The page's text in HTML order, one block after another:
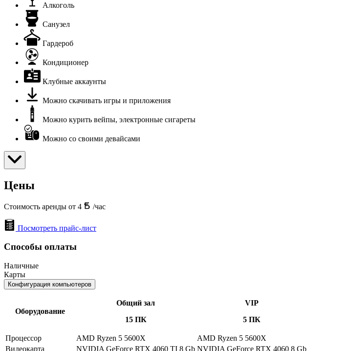
Алкоголь
Санузел
Гардероб
Кондиционер
Клубные аккаунты
Можно скачивать игры и приложения
Можно курить вейпы, электронные сигареты
Можно со своими девайсами
Цены
Стоимость аренды от 4 /час
Посмотреть прайс-лист
Способы оплаты
Наличные
Карты
Конфигурация компьютеров
Оборудование
Общий зал
15 ПК
VIP
5 ПК
Процессор AMD Ryzen 5 5600X
AMD Ryzen 5 5600X
Видеокарта
NVIDIA GeForce RTX 4060 TI 8 Gb NVIDIA GeForce RTX 4060 8 Gb